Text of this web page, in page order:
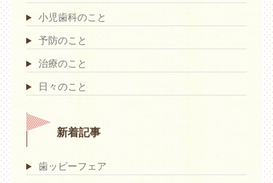
小児歯科のこと
予防のこと
治療のこと
日々のこと
新着記事
歯ッピーフェア